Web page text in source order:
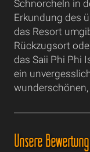
Schnorcheln in
Erkundung des
das Resort
Rückzugsort
das Saii Phi Phi
ein
Unsere